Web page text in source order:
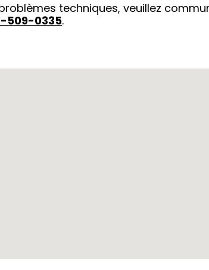
techniques, veuillez
509-0335.